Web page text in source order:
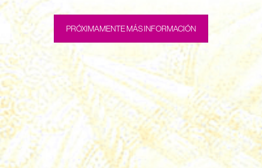
PRÓXIMAMENTE MÁS INFORMACIÓN